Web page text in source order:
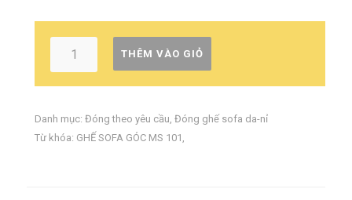
THÊM VÀO GIỎ
Danh mục: Đóng theo yêu cầu, Đóng ghế sofa da-nỉ
Từ khóa: GHẾ SOFA GÓC MS 101 ,